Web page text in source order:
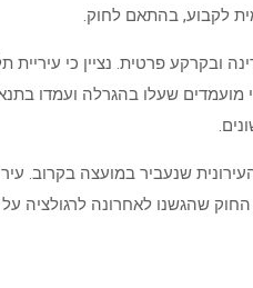
ובקרקע פרטית. נציין כי
מופחת המאוכלסות בפועל על ידי מועמדים
שנעביר במועצה בקרוב.
שהגשנו לאחרונה לרגולציה